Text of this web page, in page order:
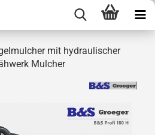
mit hydraulischer
Mulcher